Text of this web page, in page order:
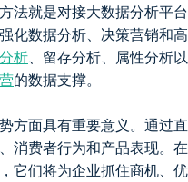
法就是对接大数据分析平
化数据分析、决策营销和
析、留存分析、属性分析
的数据支撑。
方面具有重要意义。通过
消费者行为和产品表现。
它们将为企业抓住商机、